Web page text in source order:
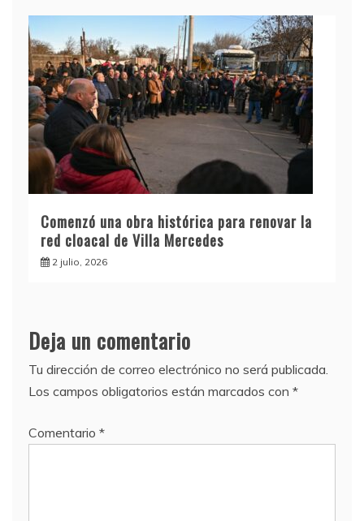
Comenzó una obra histórica para renovar la
red cloacal de Villa Mercedes
2 julio, 2026
Deja un comentario
Tu dirección de correo electrónico no será publicada.
Los campos obligatorios están marcados con *
Comentario *